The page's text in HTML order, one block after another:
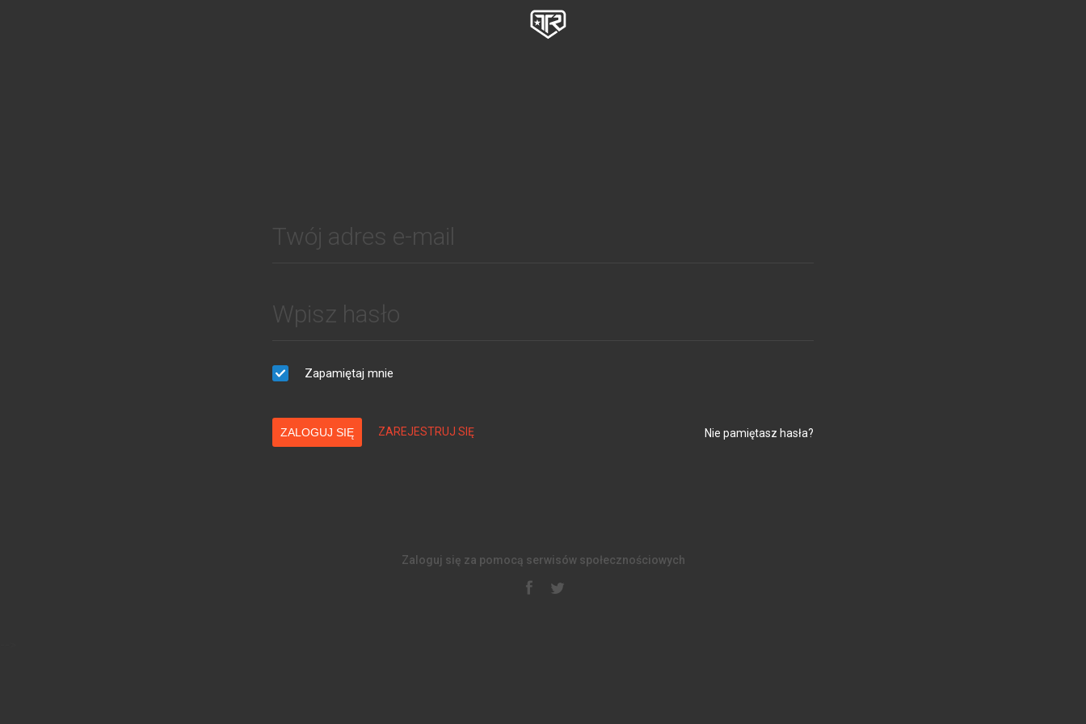
Zapamiętaj mnie
ZALOGUJ SIĘ ZAREJESTRUJ SIĘ Nie pamiętasz hasła?
Zaloguj się za pomocą serwisów społecznościowych